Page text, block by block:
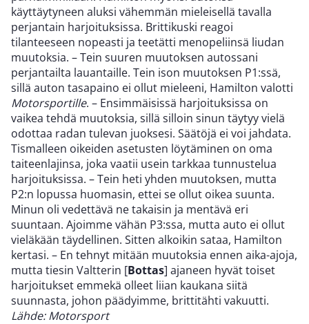
käyttäytyneen aluksi vähemmän mieleisellä tavalla
perjantain harjoituksissa. Brittikuski reagoi
tilanteeseen nopeasti ja teetätti menopeliinsä liudan
muutoksia. – Tein suuren muutoksen autossani
perjantailta lauantaille. Tein ison muutoksen P1:ssä,
sillä auton tasapaino ei ollut mieleeni, Hamilton valotti
Motorsportille. – Ensimmäisissä harjoituksissa on
vaikea tehdä muutoksia, sillä silloin sinun täytyy vielä
odottaa radan tulevan juoksesi. Säätöjä ei voi jahdata.
Tismalleen oikeiden asetusten löytäminen on oma
taiteenlajinsa, joka vaatii usein tarkkaa tunnustelua
harjoituksissa. – Tein heti yhden muutoksen, mutta
P2:n lopussa huomasin, ettei se ollut oikea suunta.
Minun oli vedettävä ne takaisin ja mentävä eri
suuntaan. Ajoimme vähän P3:ssa, mutta auto ei ollut
vieläkään täydellinen. Sitten alkoikin sataa, Hamilton
kertasi. – En tehnyt mitään muutoksia ennen aika-ajoja,
mutta tiesin Valtterin [Bottas] ajaneen hyvät toiset
harjoitukset emmekä olleet liian kaukana siitä
suunnasta, johon päädyimme, brittitähti vakuutti.
Lähde: Motorsport